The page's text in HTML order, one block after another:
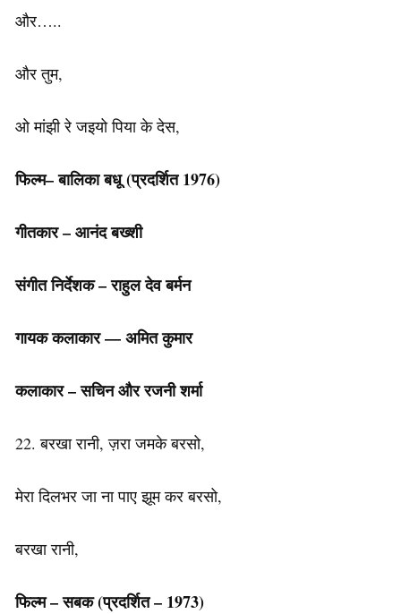
और…..
और तुम,
ओ मांझी रे जइयो पिया के देस,
फिल्म–बालिकाबधू (प्रदर्शित 1976)
गीतकार–आनंदबख्शी
संगीतनिर्देशक–राहुलदेवबर्मन
गायक कलाकार ––अमितकुमार
कलाकार–सचिनऔररजनी शर्मा
22. बरखा रानी, ​​ज़रा जमके बरसो,
मेरा दिलभर जा ना पाए झूम कर बरसो,
बरखा रानी,
फिल्म–सबक(प्रदर्शित– 1973)